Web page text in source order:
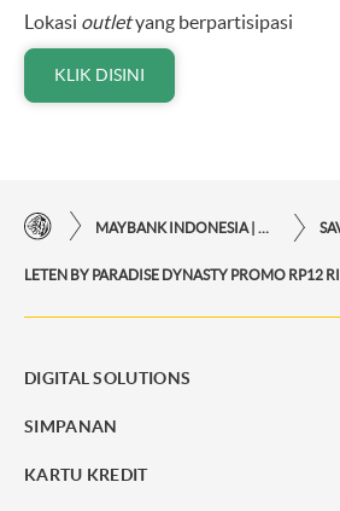
Lokasi outletyang berpartisipasi
KLIK DISINI
MAYBANK INDONESIA | KEMUDAHAN TRANSAKSI FINANSIAL DI UJUNG JARI ANDA
LETEN BY PARADISE DYNASTY PROMO RP12
DIGITAL SOLUTIONS
SIMPANAN
KARTU KREDIT